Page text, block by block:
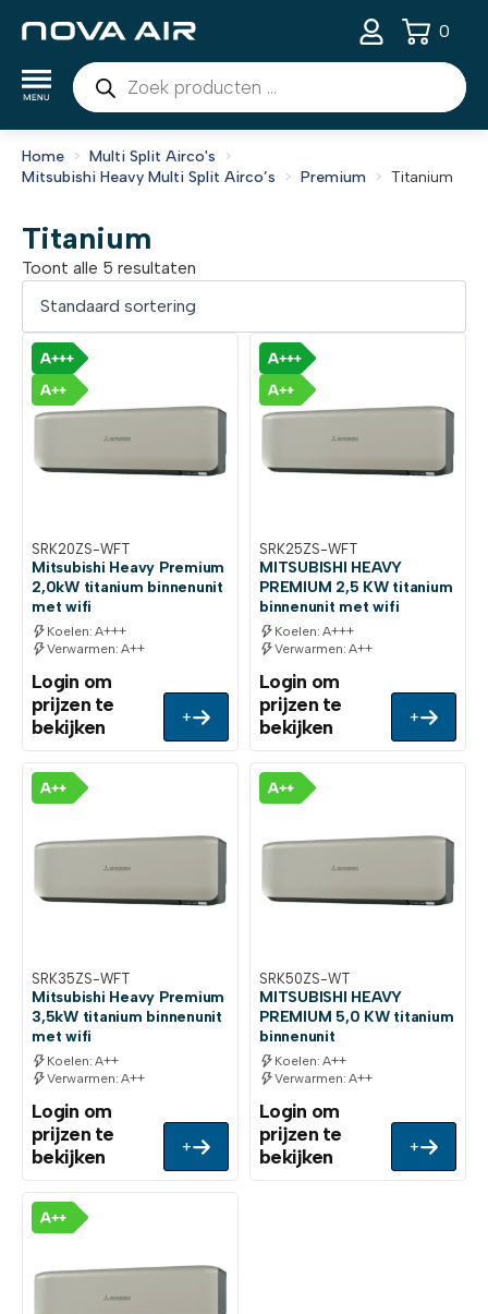
Producten
zoeken
0
Home
Multi Split Airco's
Mitsubishi Heavy Multi Split Airco’s
Premium Titanium
Titanium
Toont alle 5 resultaten
Koelen: A+++
Verwarmen: A++
SRK20ZS-WFT
Mitsubishi Heavy Premium
2,0kW titanium binnenunit
met wifi
Login om
prijzen te
bekijken
+
Koelen: A+++
Verwarmen: A++
SRK25ZS-WFT
MITSUBISHI HEAVY
PREMIUM 2,5 KW titanium
binnenunit met wifi
Login om
prijzen te
bekijken
+
Koelen: A++
Verwarmen: A++
SRK35ZS-WFT
Mitsubishi Heavy Premium
3,5kW titanium binnenunit
met wifi
Login om
prijzen te
bekijken
+
Koelen: A++
Verwarmen: A++
SRK50ZS-WT
MITSUBISHI HEAVY
PREMIUM 5,0 KW titanium
binnenunit
Login om
prijzen te
bekijken
+